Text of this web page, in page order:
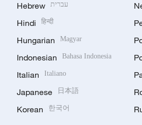
Hebrew עברית
Hindi हिन्दी
Hungarian Magyar
Indonesian Bahasa Indonesia
Italian Italiano
Japanese 日本語
Korean 한국어